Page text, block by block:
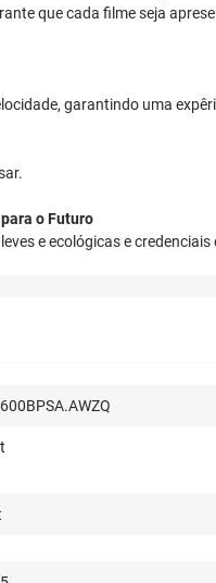
que cada filme seja
garantindo uma
o Futuro
e ecológicas e